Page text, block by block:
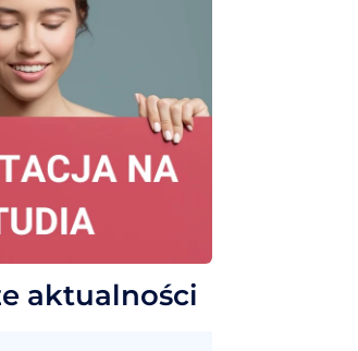
aktualności